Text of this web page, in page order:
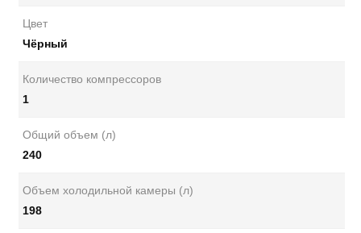
Цвет
Чёрный
Количество компрессоров
1
Общий объем (л)
240
Объем холодильной камеры (л)
198